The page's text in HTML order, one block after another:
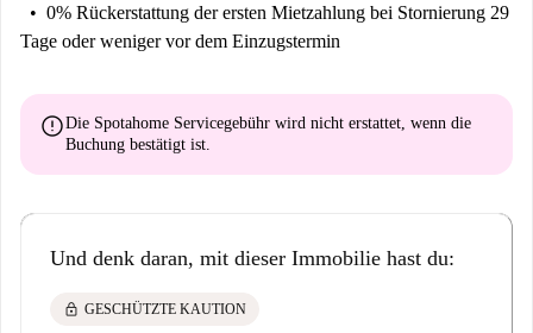
0% Rückerstattung der ersten Mietzahlung bei Stornierung 29
Tage oder weniger vor dem Einzugstermin
errorDie Spotahome Servicegebühr wird nicht erstattet , wenn die
Buchung bestätigt ist.
Und denk daran, mit dieser Immobilie hast du:
lock GESCHÜTZTE KAUTION